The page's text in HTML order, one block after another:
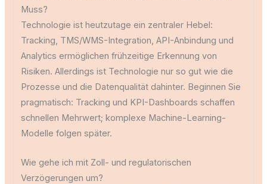
Muss?
Technologie ist heutzutage ein zentraler Hebel:
Tracking, TMS/WMS-Integration, API-Anbindung und
Analytics ermöglichen frühzeitige Erkennung von
Risiken. Allerdings ist Technologie nur so gut wie die
Prozesse und die Datenqualität dahinter. Beginnen Sie
pragmatisch: Tracking und KPI-Dashboards schaffen
schnellen Mehrwert; komplexe Machine-Learning-
Modelle folgen später.
Wie gehe ich mit Zoll- und regulatorischen
Verzögerungen um?